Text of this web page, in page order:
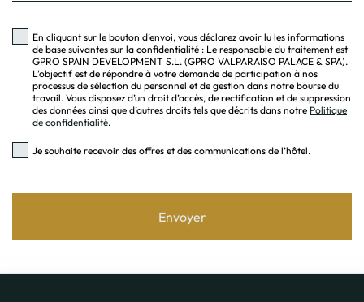
En cliquant sur le bouton d’envoi, vous déclarez avoir lu les informations
de base suivantes sur la confidentialité : Le responsable du traitement est
GPRO SPAIN DEVELOPMENT S.L. (GPRO VALPARAISO PALACE & SPA).
L’objectif est de répondre à votre demande de participation à nos
processus de sélection du personnel et de gestion dans notre bourse du
travail. Vous disposez d’un droit d’accès, de rectification et de suppression
des données ainsi que d’autres droits tels que décrits dans notre Politique
de confidentialité.
Je souhaite recevoir des offres et des communications de l’hôtel.
Envoyer